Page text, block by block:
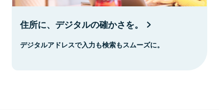
住所に、デジタルの確かさを。
デジタルアドレスで入力も検索もスムーズに。